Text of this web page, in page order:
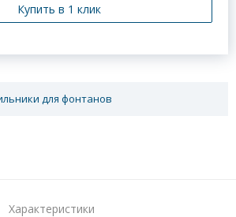
Купить в 1 клик
для фонтанов
Характеристики